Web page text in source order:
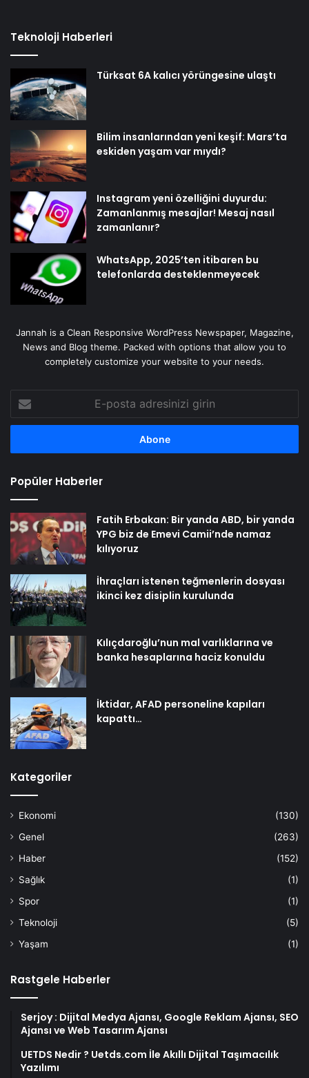
Teknoloji Haberleri
Türksat 6A kalıcı yörüngesine ulaştı
Bilim insanlarından yeni keşif: Mars’ta
eskiden yaşam var mıydı?
Instagram yeni özelliğini duyurdu:
Zamanlanmış mesajlar! Mesaj nasıl
zamanlanır?
WhatsApp, 2025’ten itibaren bu
telefonlarda desteklenmeyecek
Jannah is a Clean Responsive WordPress Newspaper, Magazine,
News and Blog theme. Packed with options that allow you to
completely customize your website to your needs.
posta
adresinizi
Popüler Haberler
Fatih Erbakan: Bir yanda ABD, bir yanda
YPG biz de Emevi Camii’nde namaz
kılıyoruz
İhraçları istenen teğmenlerin dosyası
ikinci kez disiplin kurulunda
Kılıçdaroğlu’nun mal varlıklarına ve
banka hesaplarına haciz konuldu
İktidar, AFAD personeline kapıları
kapattı…
Kategoriler
Ekonomi
(130)
Genel
(263)
Haber
(152)
Sağlık
(1)
Spor
(1)
Teknoloji
(5)
Yaşam
(1)
Rastgele Haberler
Serjoy : Dijital Medya Ajansı, Google Reklam Ajansı, SEO
Ajansı ve Web Tasarım Ajansı
UETDS Nedir ? Uetds.com İle Akıllı Dijital Taşımacılık
Yazılımı